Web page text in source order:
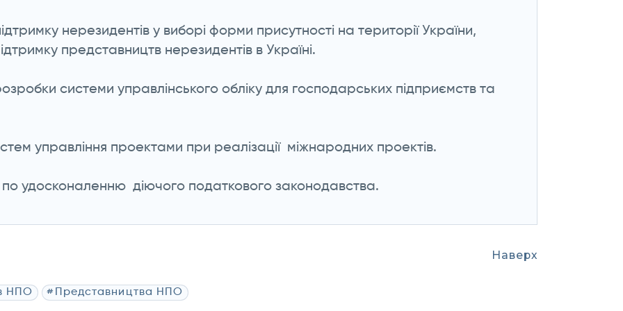
нерезидентів у виборі форми присутності на території України,
представництв нерезидентів в Україні.
системи управлінського обліку для господарських підприємств та
управління проектами при реалізації міжнародних проектів.
удосконаленню діючого податкового законодавства.
Наверх
НПО #Представництва НПО